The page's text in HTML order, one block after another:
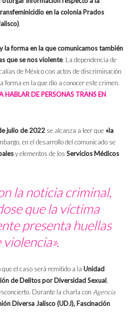
en la colonia Prados
.
la forma en la que comunicamos también
que se nos violente. La dependencia de
de México con actos de discriminación
forma en la que dio a conocer este crimen.
HABLAR DE PERSONAS TRANS EN
julio de 2022 se alcanza a leer que «la
en el desarrollo del comunicado se
y elementos de los Servicios Médicos
la noticia criminal,
que la víctima
presenta huellas
violencia».
el caso será remitido a la Unidad
de Delitos por Diversidad Sexual
Durante la charla con Agencia
Diversa Jalisco (UDJ), Fascinación